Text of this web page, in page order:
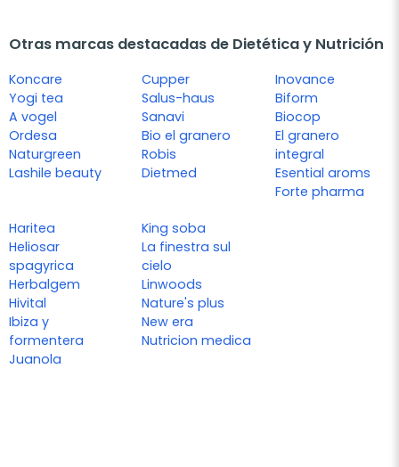
Otras marcas destacadas de Dietética y Nutrición
Koncare
Yogi tea
A vogel
Ordesa
Naturgreen
Lashile beauty
Cupper
Salus-haus
Sanavi
Bio el granero
Robis
Dietmed
Inovance
Biform
Biocop
El granero
integral
Esential aroms
Forte pharma
Haritea
Heliosar
spagyrica
Herbalgem
Hivital
Ibiza y
formentera
Juanola
King soba
La finestra sul
cielo
Linwoods
Nature's plus
New era
Nutricion medica